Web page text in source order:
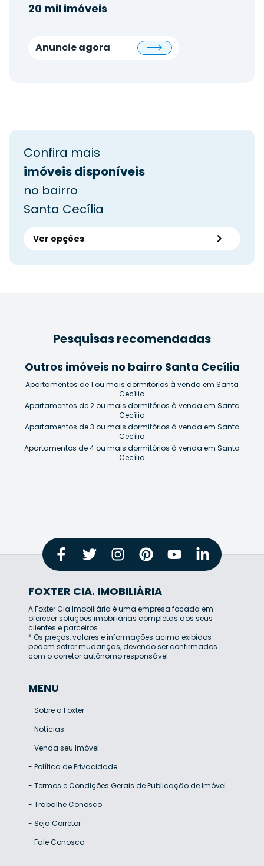
20 mil imóveis
Anuncie agora
Confira mais
imóveis disponíveis
no bairro
Santa Cecília
Ver opções
Pesquisas recomendadas
Outros imóveis no bairro Santa Cecília
Apartamentos de 1 ou mais dormitórios à venda em Santa
Cecília
Apartamentos de 2 ou mais dormitórios à venda em Santa
Cecília
Apartamentos de 3 ou mais dormitórios à venda em Santa
Cecília
Apartamentos de 4 ou mais dormitórios à venda em Santa
Cecília
FOXTER CIA. IMOBILIÁRIA
A Foxter Cia Imobiliária é uma empresa focada em
oferecer soluções imobiliárias completas aos seus
clientes e parceiros.
* Os preços, valores e informações acima exibidos
podem sofrer mudanças, devendo ser confirmados
com o corretor autônomo responsável.
MENU
- Sobre a Foxter
- Notícias
- Venda seu Imóvel
- Política de Privacidade
- Termos e Condições Gerais de Publicação de Imóvel
- Trabalhe Conosco
- Seja Corretor
- Fale Conosco